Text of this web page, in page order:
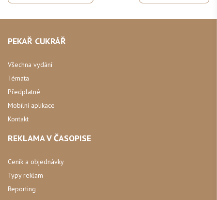
PEKAŘ CUKRÁŘ
Všechna vydání
Témata
Předplatné
Mobilní aplikace
Kontakt
REKLAMA V ČASOPISE
Ceník a objednávky
Typy reklam
Reporting